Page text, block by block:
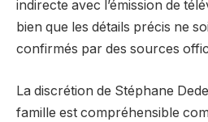
indirecte avec l’émission de
bien que les détails précis ne
confirmés par des sources
La discrétion de Stéphane
famille est compréhensible